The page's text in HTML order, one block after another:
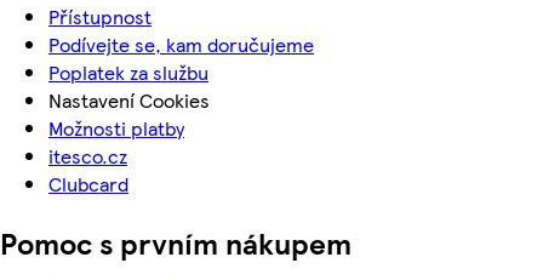
Přístupnost
Podívejte se, kam doručujeme
Poplatek za službu
Nastavení Cookies
Možnosti platby
itesco.cz
Clubcard
Pomoc s prvním nákupem